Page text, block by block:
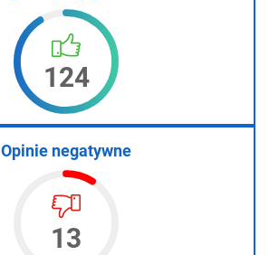
124
Opinie negatywne
13